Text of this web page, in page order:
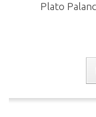
Plato